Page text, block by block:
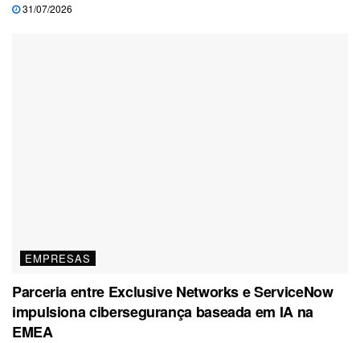
31/07/2026
EMPRESAS
Parceria entre Exclusive Networks e ServiceNow
impulsiona cibersegurança baseada em IA na
EMEA